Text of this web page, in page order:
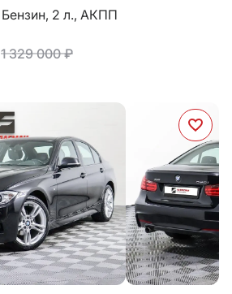
Бензин, 2 л., АКПП
1 329 000 ₽